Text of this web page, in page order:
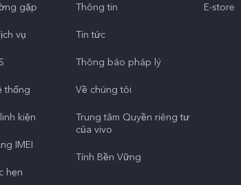
gặp
vụ
thống
kiện
IMEI
hẹn
Thông tin
Tin tức
Thông báo pháp lý
Về chúng tôi
Trung tâm Quyền riêng tư
của vivo
Tính Bền Vững
E-store